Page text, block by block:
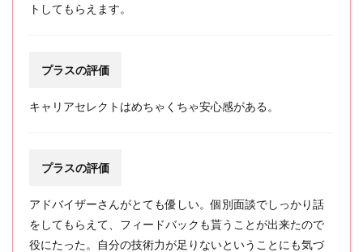
トしてもらえます。
プラスの評価
キャリアセレクトはめちゃくちゃ安心感がある。
プラスの評価
アドバイザーさんがとても優しい。個別面談でしっかり話
をしてもらえて、フィードバックも貰うことが出来たので
役にたった。自分の技術力が足りないということにも気づ